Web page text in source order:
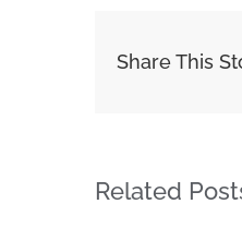
Share This
Related